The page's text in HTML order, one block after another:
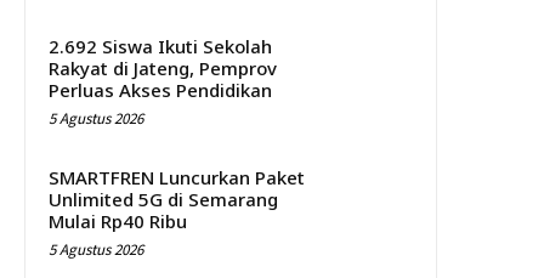
2.692 Siswa Ikuti Sekolah
Rakyat di Jateng, Pemprov
Perluas Akses Pendidikan
5 Agustus 2026
SMARTFREN Luncurkan Paket
Unlimited 5G di Semarang
Mulai Rp40 Ribu
5 Agustus 2026